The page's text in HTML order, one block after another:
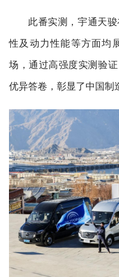
此番实测，宇通天
性及动力性能等方面均
场，通过高强度实测验
优异答卷，彰显了中国制